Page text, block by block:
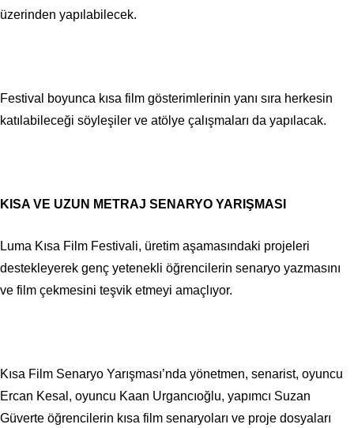
üzerinden yapılabilecek.
Festival boyunca kısa film gösterimlerinin yanı sıra herkesin
katılabileceği söyleşiler ve atölye çalışmaları da yapılacak.
KISA VE UZUN METRAJ SENARYO YARIŞMASI
Luma Kısa Film Festivali, üretim aşamasındaki projeleri
destekleyerek genç yetenekli öğrencilerin senaryo yazmasını
ve film çekmesini teşvik etmeyi amaçlıyor.
Kısa Film Senaryo Yarışması’nda yönetmen, senarist, oyuncu
Ercan Kesal, oyuncu Kaan Urgancıoğlu, yapımcı Suzan
Güverte öğrencilerin kısa film senaryoları ve proje dosyaları